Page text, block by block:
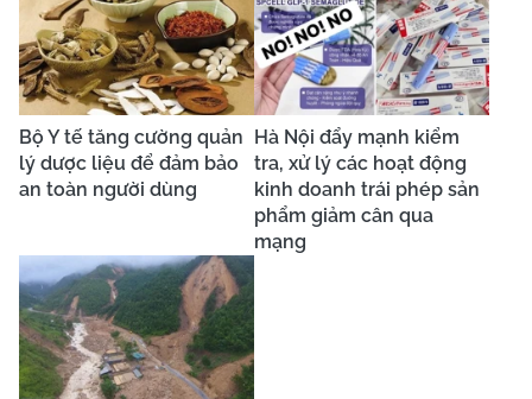
Bộ Y tế tăng cường quản
lý dược liệu để đảm bảo
an toàn người dùng
Hà Nội đẩy mạnh kiểm
tra, xử lý các hoạt động
kinh doanh trái phép sản
phẩm giảm cân qua
mạng